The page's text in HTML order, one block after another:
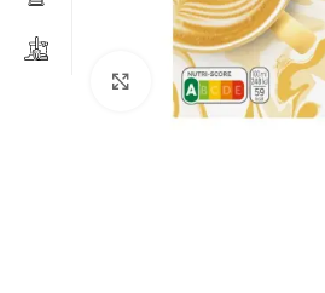
Clicca per ingrandire